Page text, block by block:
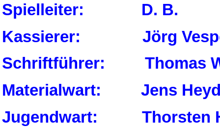
Spielleiter: D. B.
Kassierer: Jörg
Schriftführer: Thomas
Materialwart: Jens
Jugendwart: Thorsten